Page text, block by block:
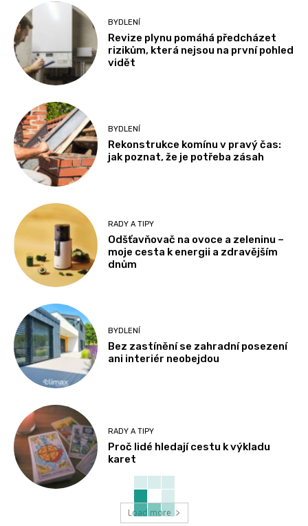
BYDLENÍ
Revize plynu pomáhá předcházet
rizikům, která nejsou na první pohled
vidět
BYDLENÍ
Rekonstrukce komínu v pravý čas:
jak poznat, že je potřeba zásah
RADY A TIPY
Odšťavňovač na ovoce a zeleninu –
moje cesta k energii a zdravějším
dnům
BYDLENÍ
Bez zastínění se zahradní posezení
ani interiér neobejdou
RADY A TIPY
Proč lidé hledají cestu k výkladu
karet
Load more